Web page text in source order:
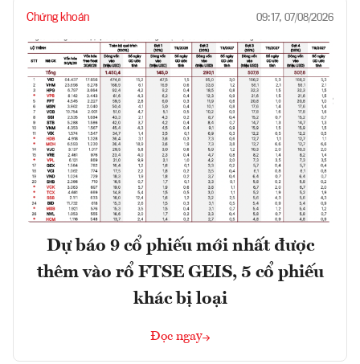
Chứng khoán 09:17, 07/08/2026
Dự báo 9 cổ phiếu mới nhất được
thêm vào rổ FTSE GEIS, 5 cổ phiếu
khác bị loại
Đọc ngay